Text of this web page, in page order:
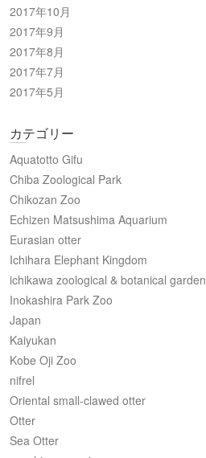
2017年10月
2017年9月
2017年8月
2017年7月
2017年5月
カテゴリー
Aquatotto Gifu
Chiba Zoological Park
Chikozan Zoo
Echizen Matsushima Aquarium
Eurasian otter
Ichihara Elephant Kingdom
ichikawa zoological & botanical garden
Inokashira Park Zoo
Japan
Kaiyukan
Kobe Oji Zoo
nifrel
Oriental small-clawed otter
Otter
Sea Otter